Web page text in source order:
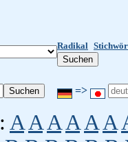
Radikal
=>
: A A A A A A